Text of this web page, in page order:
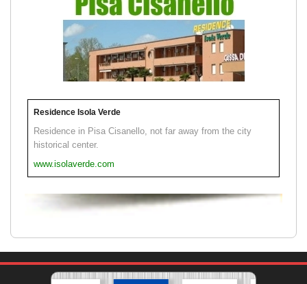
Residence Isola Verde
Residence in Pisa Cisanello, not far away from the city
historical center.
www.isolaverde.com